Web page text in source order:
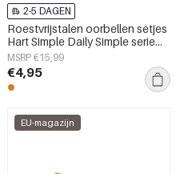
2-5 DAGEN
Roestvrijstalen oorbellen setjes
Hart Simple Daily Simple serie
Dames sieraden
MSRP €15,99
€4,95
EU-magazijn